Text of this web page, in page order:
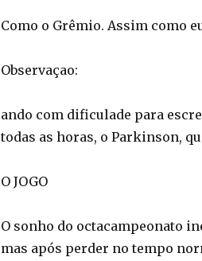
Como o Grêmio. Assim como
Observaçao:
ando com dificulade para
todas as horas, o Parkinson,
O JOGO
O sonho do octacampeonato
mas após perder no tempo